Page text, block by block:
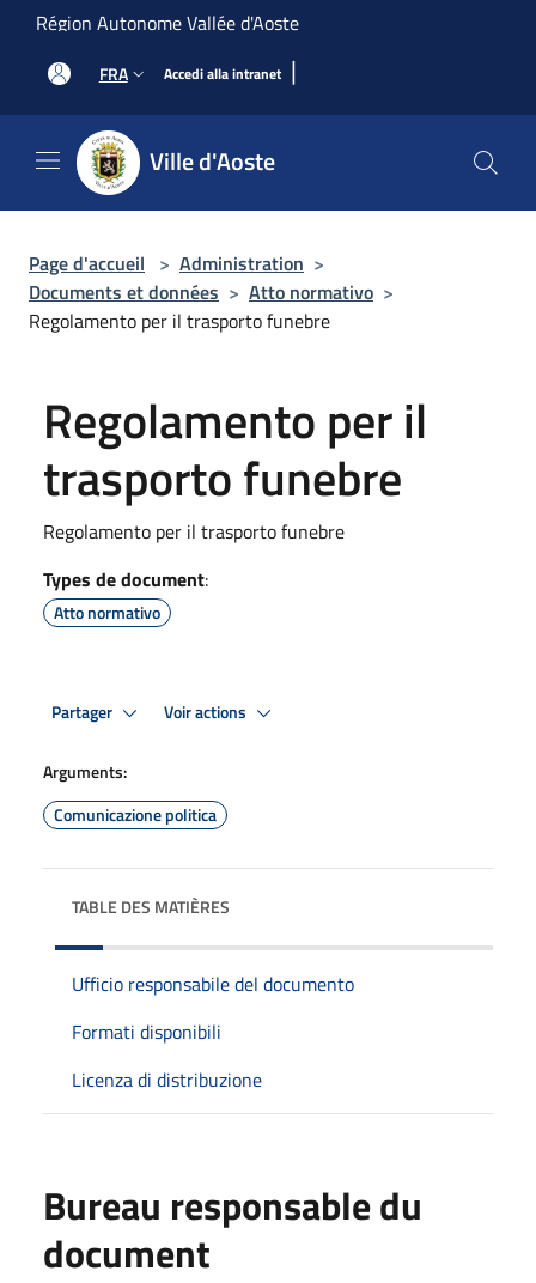
Salta al contenuto principale
Région Autonome Vallée d'Aoste
FRA Accedi alla intranet |
Ville d'Aoste
Page d'accueil > Administration >
Documents et données > Atto normativo >
Regolamento per il trasporto funebre
Regolamento per il
trasporto funebre
Regolamento per il trasporto funebre
Types de document:
Atto normativo
Partager Voir actions
Arguments:
Comunicazione politica
TABLE DES MATIÈRES
Ufficio responsabile del documento
Formati disponibili
Licenza di distribuzione
Bureau responsable du
document